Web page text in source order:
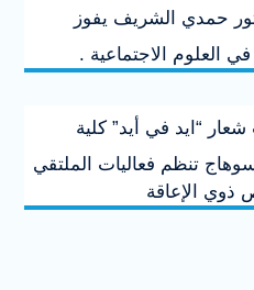
حمدي الشريف يفوز
العلوم الاجتماعية .
“ايد في أيد” كلية
سوهاج تنظم فعاليات الملتقي
ذوي الإعاقة